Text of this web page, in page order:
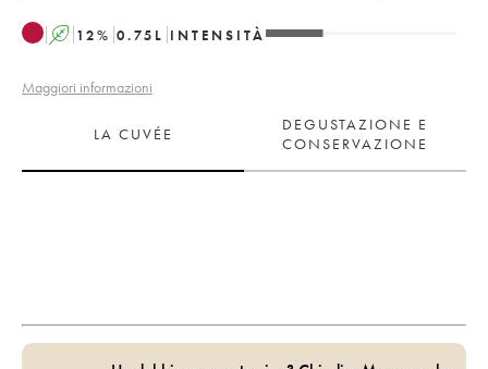
A 12% 0.75 L INTENSITÀ
Maggiori informazioni
LA CUVÉE
DEGUSTAZIONE E
CONSERVAZIONE